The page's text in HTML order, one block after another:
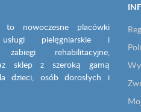
to nowoczesne placówki
pielęgniarskie i
zabiegi rehabilitacyjne,
sklep z szeroką gamą
dzieci, osób dorosłych i